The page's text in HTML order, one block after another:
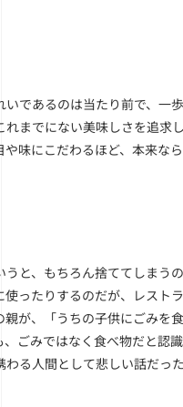
であるのは当たり前で、一
までにない美味しさを追
味にこだわるほど、本来
と、もちろん捨ててしまう
ったりするのだが、レス
が、「うちの子供にごみを
ごみではなく食べ物だと認
る人間として悲しい話だった